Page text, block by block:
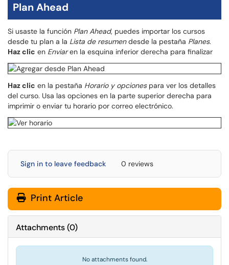
Plan Ahead
Si usaste la función Plan Ahead, puedes importar los cursos
desde tu plan a la Lista de resumendesde la pestaña Planes.
Haz clic en Enviaren la esquina inferior derecha para finalizar
Haz clic en la pestaña Horario y opcionespara ver los detalles
del curso. Usa las opciones en la parte superior derecha para
imprimir o enviar tu horario por correo electrónico.
Sign in to leave feedback 0 reviews
Print Article
Attachments(0)
No attachments found.